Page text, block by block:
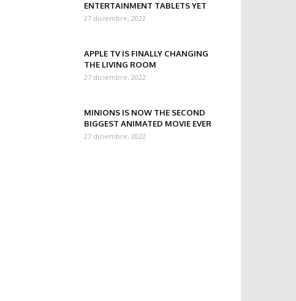
ENTERTAINMENT TABLETS YET
27 diciembre, 2022
APPLE TV IS FINALLY CHANGING
THE LIVING ROOM
27 diciembre, 2022
MINIONS IS NOW THE SECOND
BIGGEST ANIMATED MOVIE EVER
27 diciembre, 2022